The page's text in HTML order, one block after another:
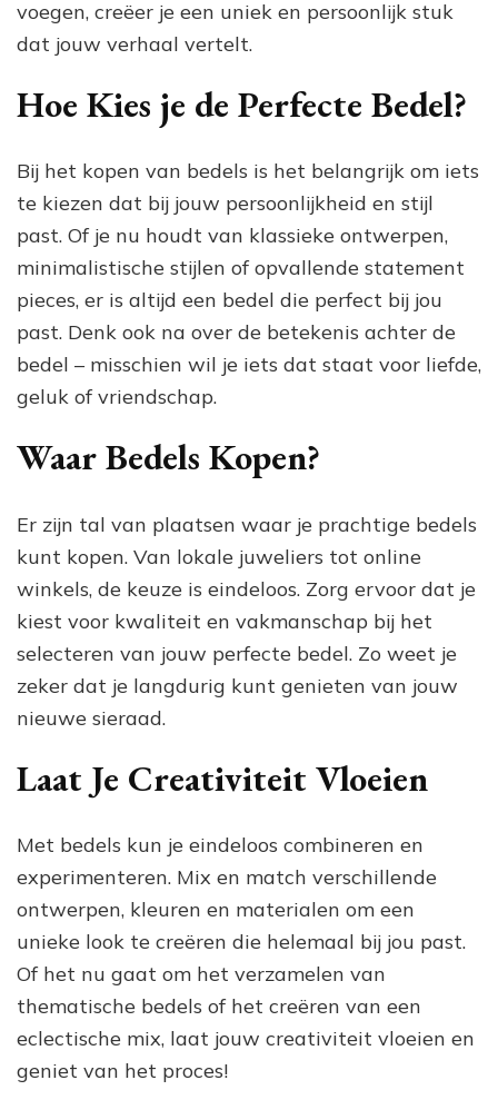
voegen, creëer je een uniek en persoonlijk stuk
dat jouw verhaal vertelt.
Hoe Kies je de Perfecte Bedel?
Bij het kopen van bedels is het belangrijk om iets
te kiezen dat bij jouw persoonlijkheid en stijl
past. Of je nu houdt van klassieke ontwerpen,
minimalistische stijlen of opvallende statement
pieces, er is altijd een bedel die perfect bij jou
past. Denk ook na over de betekenis achter de
bedel – misschien wil je iets dat staat voor liefde,
geluk of vriendschap.
Waar Bedels Kopen?
Er zijn tal van plaatsen waar je prachtige bedels
kunt kopen. Van lokale juweliers tot online
winkels, de keuze is eindeloos. Zorg ervoor dat je
kiest voor kwaliteit en vakmanschap bij het
selecteren van jouw perfecte bedel. Zo weet je
zeker dat je langdurig kunt genieten van jouw
nieuwe sieraad.
Laat Je Creativiteit Vloeien
Met bedels kun je eindeloos combineren en
experimenteren. Mix en match verschillende
ontwerpen, kleuren en materialen om een
unieke look te creëren die helemaal bij jou past.
Of het nu gaat om het verzamelen van
thematische bedels of het creëren van een
eclectische mix, laat jouw creativiteit vloeien en
geniet van het proces!